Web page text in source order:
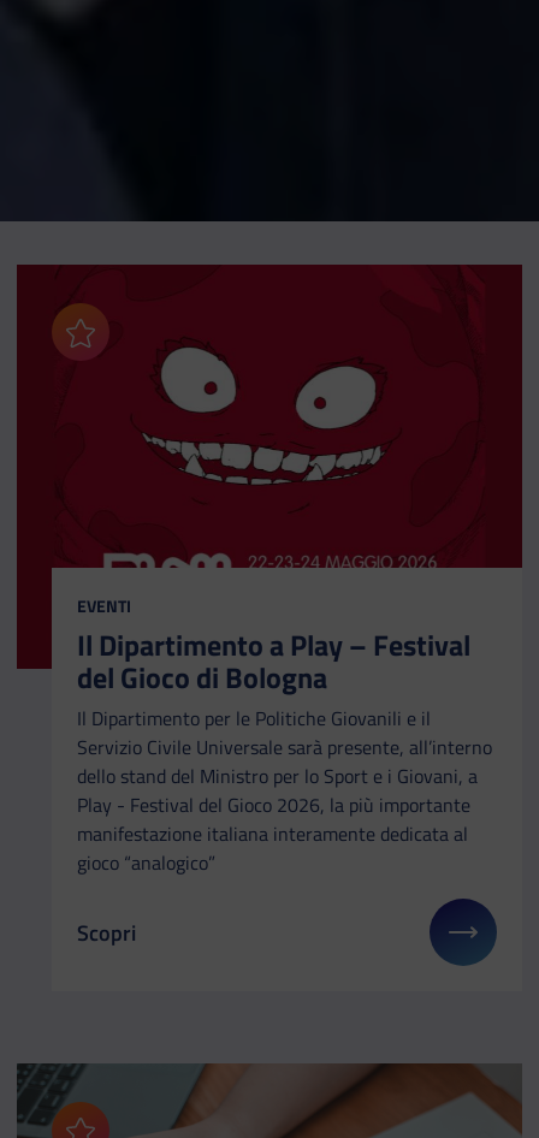
Aggiungi ai preferiti
CATEGORIA:
EVENTI
Il Dipartimento a Play – Festival
del Gioco di Bologna
Il Dipartimento per le Politiche Giovanili e il
Servizio Civile Universale sarà presente, all’interno
dello stand del Ministro per lo Sport e i Giovani, a
Play - Festival del Gioco 2026, la più importante
manifestazione italiana interamente dedicata al
gioco “analogico”
Il link ti porterà ad avere maggiori dettagli su: Il
Scopri